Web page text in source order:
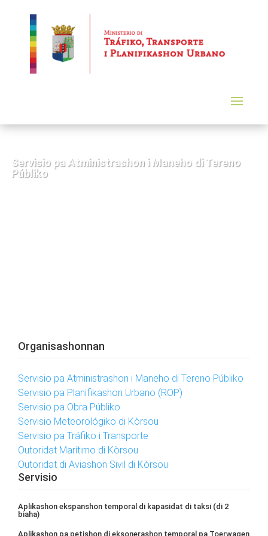
Servisio pa Atministrashon i Maneho di Tereno
Públiko
Organisashonnan
Servisio pa Atministrashon i Maneho di Tereno Públiko
Servisio pa Planifikashon Urbano (ROP)
Servisio pa Obra Públiko
Servisio Meteorológiko di Kòrsou
Servisio pa Tráfiko i Transporte
Outoridat Marítimo di Kòrsou
Outoridat di Aviashon Sivil di Kòrsou
Servisio
Aplikashon ekspanshon temporal di kapasidat di taksi (di 2
biaha)
Aplikashon pa petishon di eksonerashon temporal pa Toerwagen